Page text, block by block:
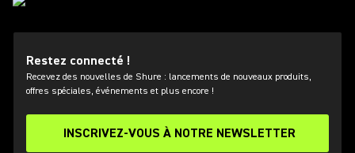
Restez connecté !
Recevez des nouvelles de Shure : lancements de nouveaux produits,
offres spéciales, événements et plus encore !
INSCRIVEZ-VOUS À NOTRE NEWSLETTER